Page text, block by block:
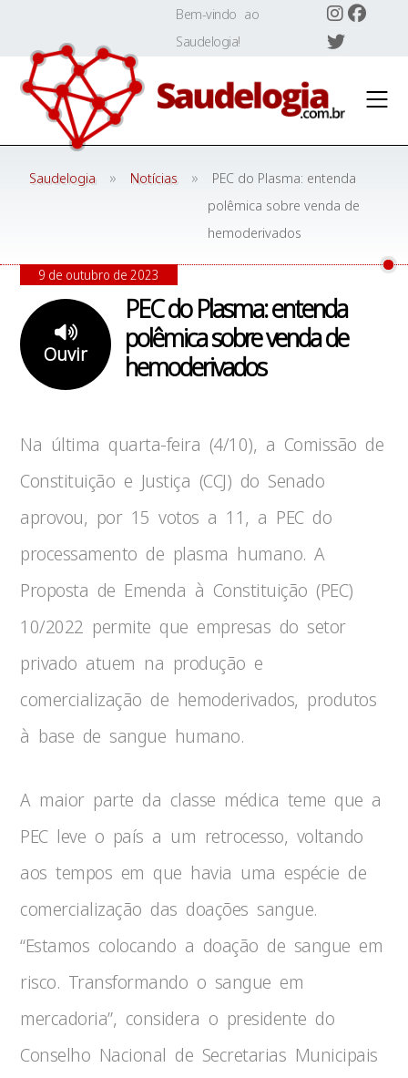
content
Bem-vindo ao
Saudelogia!
Saudelogia » Notícias »
PEC do Plasma: entenda
polêmica sobre venda de
hemoderivados
PEC do Plasma: entenda
polêmica sobre venda de
hemoderivados
Ouvir
9 de outubro de 2023
Na última quarta-feira (4/10), a Comissão de
Constituição e Justiça (CCJ) do Senado
aprovou, por 15 votos a 11, a PEC do
processamento de plasma humano. A
Proposta de Emenda à Constituição (PEC)
10/2022 permite que empresas do setor
privado atuem na produção e
comercialização de hemoderivados, produtos
à base de sangue humano.
A maior parte da classe médica teme que a
PEC leve o país a um retrocesso, voltando
aos tempos em que havia uma espécie de
comercialização das doações sangue.
“Estamos colocando a doação de sangue em
risco. Transformando o sangue em
mercadoria”, considera o presidente do
Conselho Nacional de Secretarias Municipais